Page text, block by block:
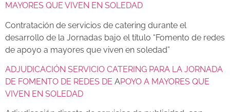
MAYORES QUE VIVEN EN SOLEDAD
Contratación de servicios de catering durante el
desarrollo de la Jornadas bajo el título “Fomento de redes
de apoyo a mayores que viven en soledad”
ADJUDICACIÓN SERVICIO CATERING PARA LA JORNADA
DE FOMENTO DE REDES DE APOYO A MAYORES QUE
VIVEN EN SOLEDAD